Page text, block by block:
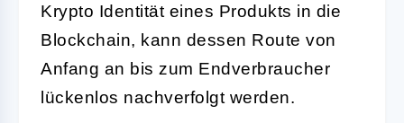
Krypto Identität eines Produkts in die
Blockchain, kann dessen Route von
Anfang an bis zum Endverbraucher
lückenlos nachverfolgt werden.